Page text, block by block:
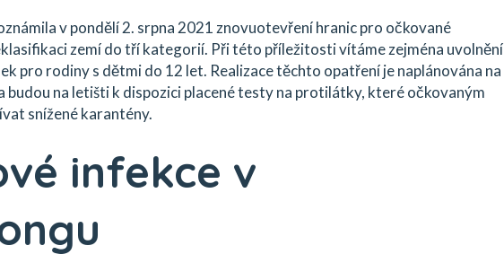
v pondělí 2. srpna 2021 znovuotevření hranic pro očkované
zemí do tří kategorií. Při této příležitosti vítáme zejména uvolnění
pro rodiny s dětmi do 12 let. Realizace těchto opatření je naplánována na
budou na letišti k dispozici placené testy na protilátky, které očkovaným
snížené karantény.
infekce v